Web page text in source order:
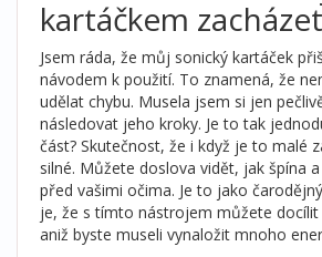
kartáčkem zacházet
Jsem ráda, že můj sonický kartáček
návodem k použití. To znamená, že
udělat chybu. Musela jsem si jen
následovat jeho kroky. Je to tak
část? Skutečnost, že i když je to malé
silné. Můžete doslova vidět, jak špína
před vašimi očima. Je to jako
je, že s tímto nástrojem můžete docílit
aniž byste museli vynaložit mnoho